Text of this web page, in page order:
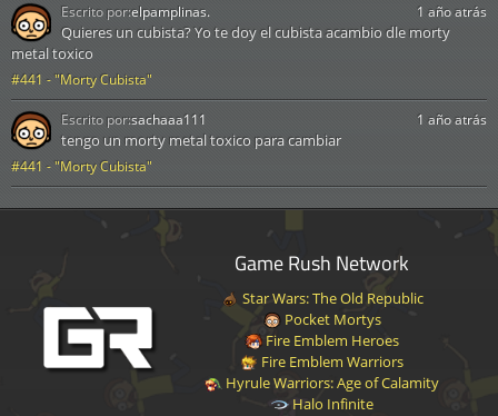
#441 - "Morty Cubista"
1 año atrás
Quieres un cubista? Yo te doy el cubista acambio dle morty
metal toxico
Escrito por:elpamplinas.
#441 - "Morty Cubista"
1 año atrás
tengo un morty metal toxico para cambiar
Escrito por:sachaaa111
Game Rush Network
Star Wars: The Old Republic
Pocket Mortys
Fire Emblem Heroes
Fire Emblem Warriors
Hyrule Warriors: Age of Calamity
Halo Infinite